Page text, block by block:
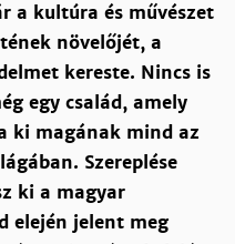
a kultúra és művészet
növelőjét, a
kereste. Nincs is
egy család, amely
ki magának mind az
Szereplése
ki a magyar
elején jelent meg